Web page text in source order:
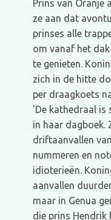
Prins van Oranje
ze aan dat
prinses alle
om vanaf het
te genieten.
zich in de hitte
per draagkoets
'De kathedraal is
in haar dagboek.
driftaanvallen
nummeren en
idioterieën.
aanvallen
maar in Genua
die prins Hendrik